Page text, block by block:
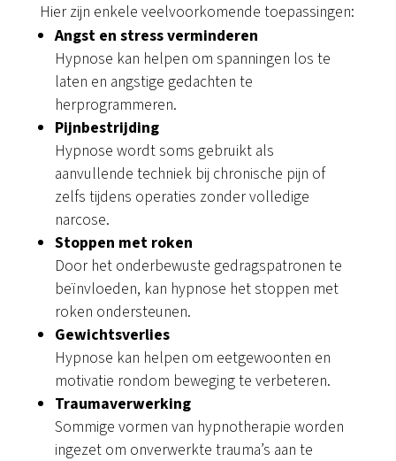
Hier zijn enkele veelvoorkomende toepassingen:
Angst en stress verminderen
Hypnose kan helpen om spanningen los te
laten en angstige gedachten te
herprogrammeren.
Pijnbestrijding
Hypnose wordt soms gebruikt als
aanvullende techniek bij chronische pijn of
zelfs tijdens operaties zonder volledige
narcose.
Stoppen met roken
Door het onderbewuste gedragspatronen te
beïnvloeden, kan hypnose het stoppen met
roken ondersteunen.
Gewichtsverlies
Hypnose kan helpen om eetgewoonten en
motivatie rondom beweging te verbeteren.
Traumaverwerking
Sommige vormen van hypnotherapie worden
ingezet om onverwerkte trauma’s aan te